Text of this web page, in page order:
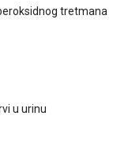
tretmana
u urinu